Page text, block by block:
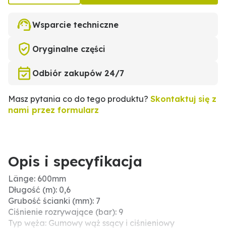
Wsparcie techniczne
Oryginalne części
Odbiór zakupów 24/7
Masz pytania co do tego produktu? Skontaktuj się z
nami przez formularz
Opis i specyfikacja
Länge: 600mm
Długość (m): 0,6
Grubość ścianki (mm): 7
Ciśnienie rozrywające (bar): 9
Typ węża: Gumowy wąż ssący i ciśnieniowy